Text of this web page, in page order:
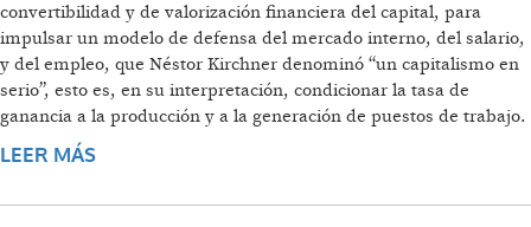
convertibilidad y de valorización financiera del capital, para
impulsar un modelo de defensa del mercado interno, del salario,
y del empleo, que Néstor Kirchner denominó “un capitalismo en
serio”, esto es, en su interpretación, condicionar la tasa de
ganancia a la producción y a la generación de puestos de trabajo.
LEER MÁS